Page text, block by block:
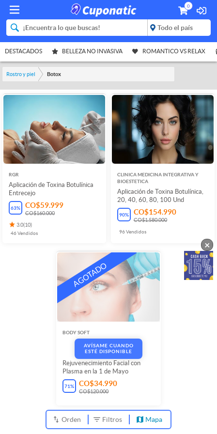
0
DESTACADOS BELLEZA NO INVASIVA ROMANTICO VS RELAX
Rostro y piel Botox
RGR
Aplicación de Toxina Botulínica
Entrecejo
63% CO$59.999
CO$160.000
3.0(10)
46Vendidos
CLINICA MEDICINA INTEGRATIVA Y
BIOESTETICA
Aplicación de Toxina Botulínica,
20, 40, 60, 80, 100 Und
90% CO$154.990
CO$1.580.000
96Vendidos
BODY SOFT
AVÍSAME CUANDO
ESTÉ DISPONIBLE
Rejuvenecimiento Facial con
Plasma en la 1 de Mayo
71% CO$34.990
CO$120.000
Orden Filtros Mapa
×